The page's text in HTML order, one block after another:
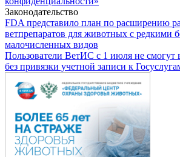
Законодательство
FDA представило план по расширению
ветпрепаратов для животных с редкими
малочисленных видов
Пользователи ВетИС с 1 июля не смогут
без привязки учетной записи к